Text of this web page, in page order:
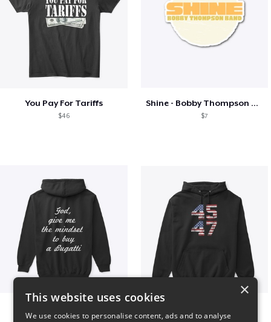
You Pay For Tariffs
$46
Shine - Bobby Thompson Band Merch
$7
×
This website uses cookies
We use cookies to personalise content, ads and to analyse